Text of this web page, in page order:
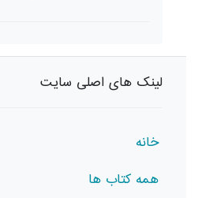
لینک های اصلی سایت
خانه
همه کتاب ها